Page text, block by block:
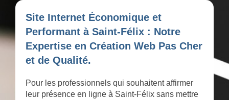
Site Internet Économique et
Performant à Saint-Félix : Notre
Expertise en Création Web Pas Cher
et de Qualité.
Pour les professionnels qui souhaitent affirmer
leur présence en ligne à Saint-Félix sans mettre